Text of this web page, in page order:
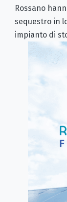
Rossano
sequestro in
impianto di